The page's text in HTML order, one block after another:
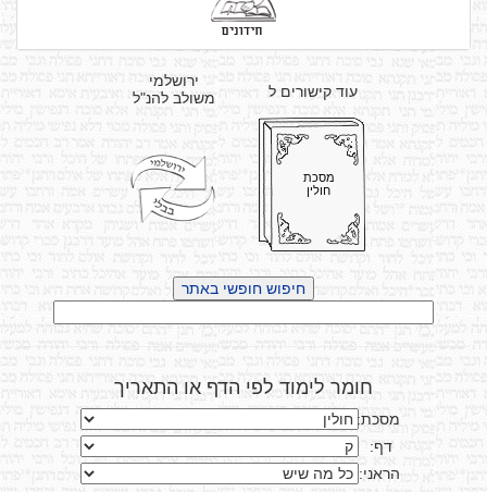
ירושלמי
משולב להנ"ל
עוד קישורים ל
מסכת
חולין
חומר לימוד לפי הדף או התאריך
מסכת:
דף:
הראני: